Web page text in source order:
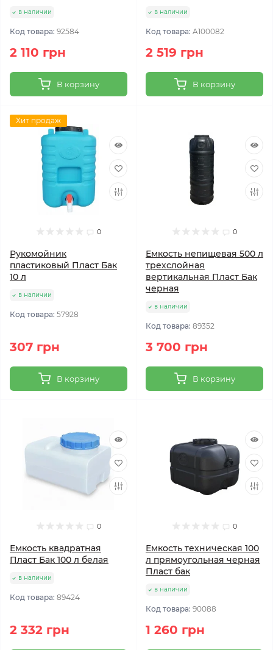
в наличии
Код товара: 92584
2 110 грн
В корзину
в наличии
Код товара: A100082
2 519 грн
В корзину
Хит продаж
0
Рукомойник
пластиковый Пласт Бак
10 л
в наличии
Код товара: 57928
307 грн
В корзину
0
Емкость непищевая 500 л
трехслойная
вертикальная Пласт Бак
черная
в наличии
Код товара: 89352
3 700 грн
В корзину
0
Емкость квадратная
Пласт Бак 100 л белая
в наличии
Код товара: 89424
2 332 грн
0
Емкость техническая 100
л прямоугольная черная
Пласт бак
в наличии
Код товара: 90088
1 260 грн